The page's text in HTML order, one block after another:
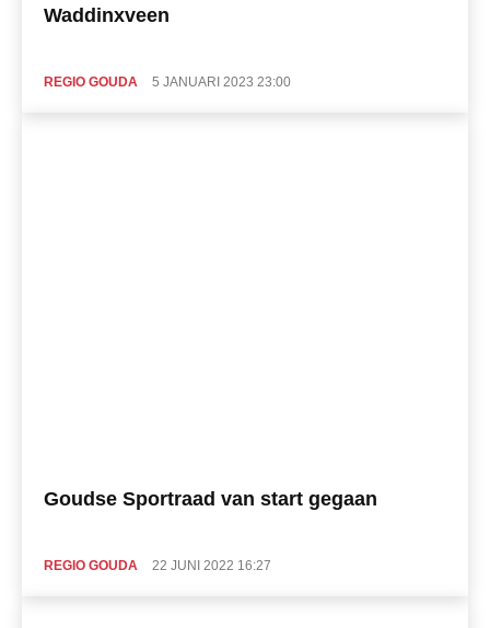
Waddinxveen
REGIO GOUDA 5 JANUARI 2023 23:00
Goudse Sportraad van start gegaan
REGIO GOUDA 22 JUNI 2022 16:27